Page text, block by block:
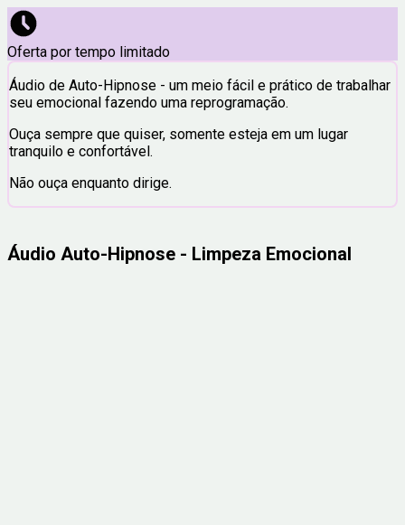
Oferta por tempo limitado
Áudio de Auto-Hipnose - um meio fácil e prático de trabalhar
seu emocional fazendo uma reprogramação.
Ouça sempre que quiser, somente esteja em um lugar
tranquilo e confortável.
Não ouça enquanto dirige.
Áudio Auto-Hipnose - Limpeza Emocional